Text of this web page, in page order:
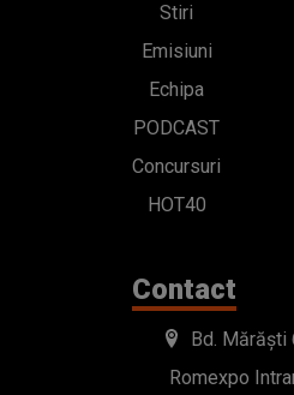
Stiri
Emisiuni
Echipa
PODCAST
Concursuri
HOT40
Contact
Bd. Mărăști
Romexpo